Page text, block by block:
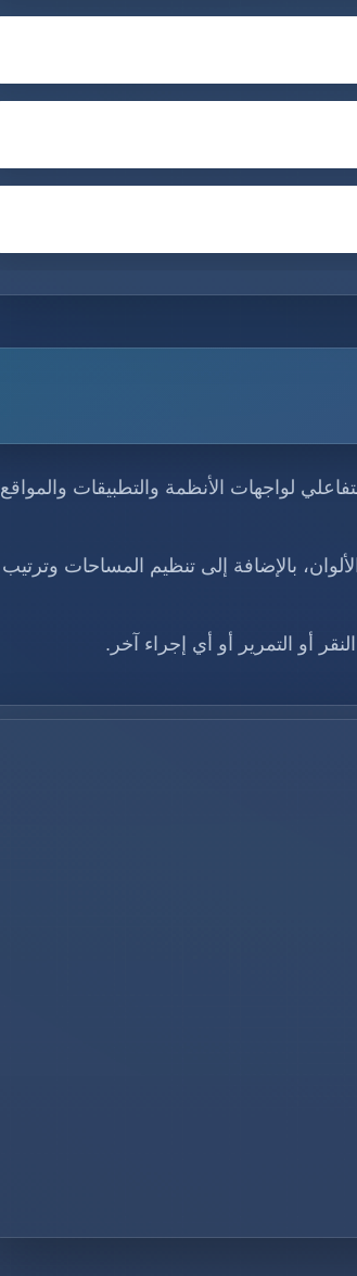
لواجهات الأنظمة والتطبيقات والمواقع
بالإضافة إلى تنظيم المساحات وترتيب
أو التمرير أو أي إجراء آخر.